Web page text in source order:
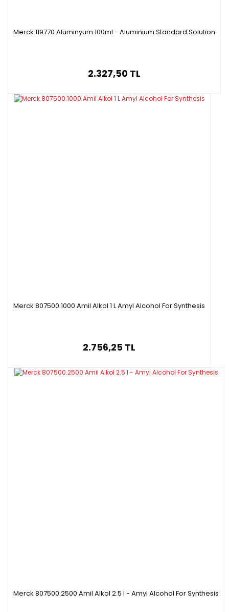
Merck 119770 Alüminyum 100ml - Aluminium Standard Solution
2.327,50 TL
Merck 807500.1000 Amil Alkol 1 L Amyl Alcohol For Synthesis
2.756,25 TL
Merck 807500.2500 Amil Alkol 2.5 l - Amyl Alcohol For Synthesis